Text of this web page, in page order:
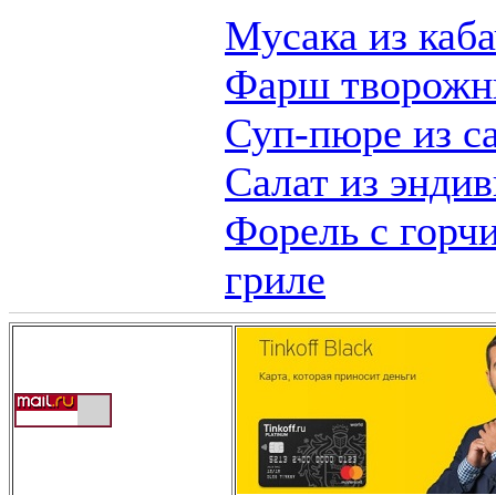
Мусака из
Фарш
Суп-пюре из
Салат из
Форель с
гриле